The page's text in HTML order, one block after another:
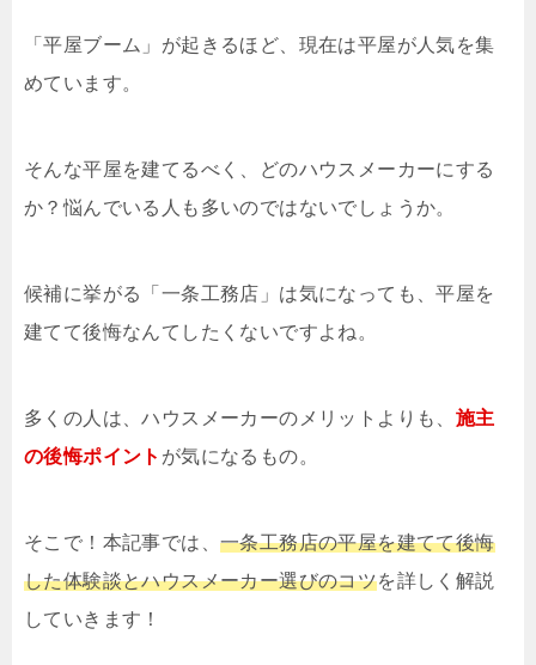
「平屋ブーム」が起きるほど、現在は平屋が人気を集
めています。
そんな平屋を建てるべく、どのハウスメーカーにする
か？悩んでいる人も多いのではないでしょうか。
候補に挙がる「一条工務店」は気になっても、平屋を
建てて後悔なんてしたくないですよね。
多くの人は、ハウスメーカーのメリットよりも、 施主
の後悔ポイント が気になるもの。
そこで！本記事では、 一条工務店の平屋を建てて後悔
した体験談とハウスメーカー選びのコツを詳しく解説
していきます！